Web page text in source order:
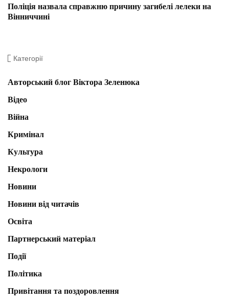
Поліція назвала справжню причину загибелі лелеки на
Вінниччині
Категорії
Авторський блог Віктора Зеленюка
Відео
Війна
Кримінал
Культура
Некрологи
Новини
Новини від читачів
Освіта
Партнерський матеріал
Події
Політика
Привітання та поздоровлення